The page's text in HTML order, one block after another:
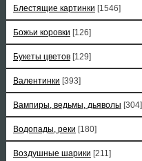
Блестящие картинки [1546]
Божьи коровки [126]
Букеты цветов [129]
Валентинки [393]
Вампиры, ведьмы, дьяволы [304]
Водопады, реки [180]
Воздушные шарики [211]